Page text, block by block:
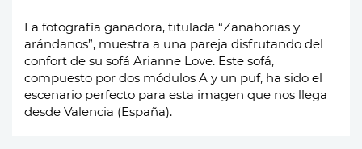
La fotografía ganadora, titulada “Zanahorias y
arándanos”, muestra a una pareja disfrutando del
confort de su sofá Arianne Love. Este sofá,
compuesto por dos módulos A y un puf, ha sido el
escenario perfecto para esta imagen que nos llega
desde Valencia (España).